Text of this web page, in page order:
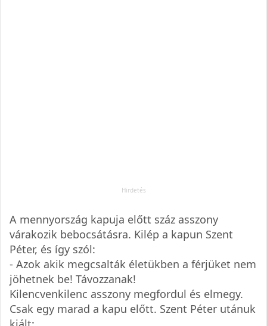
A mennyország kapuja előtt száz asszony
várakozik bebocsátásra. Kilép a kapun Szent
Péter, és így szól:
- Azok akik megcsalták életükben a férjüket nem
jöhetnek be! Távozzanak!
Kilencvenkilenc asszony megfordul és elmegy.
Csak egy marad a kapu előtt. Szent Péter utánuk